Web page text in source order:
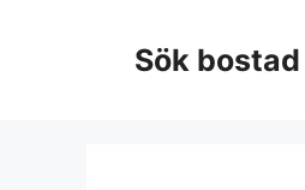
Sök bostad